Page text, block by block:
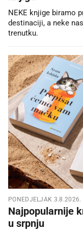
NEKE knjige biramo
destinaciji, a neke
trenutku.
PONEDJELJAK 3.8.2026.
Najpopularnije
u srpnju